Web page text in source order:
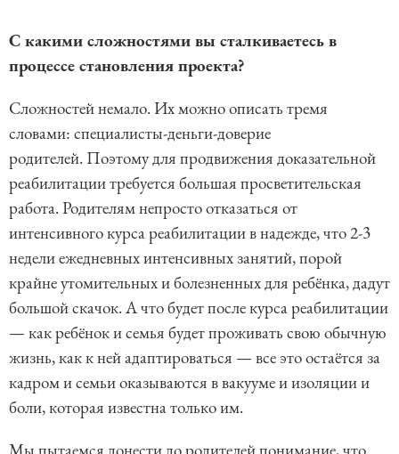
С какими сложностями вы сталкиваетесь в
процессе становления проекта?
Сложностей немало. Их можно описать тремя
словами: специалисты-деньги-доверие
родителей. Поэтому для продвижения доказательной
реабилитации требуется большая просветительская
работа. Родителям непросто отказаться от
интенсивного курса реабилитации в надежде, что 2-3
недели ежедневных интенсивных занятий, порой
крайне утомительных и болезненных для ребёнка, дадут
большой скачок. А что будет после курса реабилитации
— как ребёнок и семья будет проживать свою обычную
жизнь, как к ней адаптироваться — все это остаётся за
кадром и семьи оказываются в вакууме и изоляции и
боли, которая известна только им.